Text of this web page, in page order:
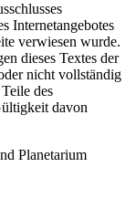
Internetangebotes
verwiesen wurde.
dieses Textes der
nicht vollständig
des
davon
Planetarium